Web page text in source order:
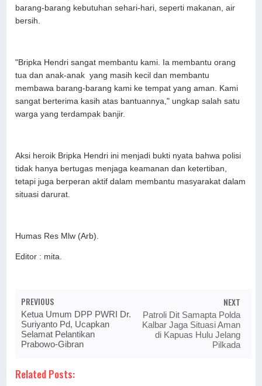
barang-barang kebutuhan sehari-hari, seperti makanan, air
bersih.
"Bripka Hendri sangat membantu kami. Ia membantu orang
tua dan anak-anak yang masih kecil dan membantu
membawa barang-barang kami ke tempat yang aman. Kami
sangat berterima kasih atas bantuannya," ungkap salah satu
warga yang terdampak banjir.
Aksi heroik Bripka Hendri ini menjadi bukti nyata bahwa polisi
tidak hanya bertugas menjaga keamanan dan ketertiban,
tetapi juga berperan aktif dalam membantu masyarakat dalam
situasi darurat.
Humas Res Mlw (Arb).
Editor : mita.
PREVIOUS
Ketua Umum DPP PWRI Dr.
Suriyanto Pd, Ucapkan
Selamat Pelantikan
Prabowo-Gibran
NEXT
Patroli Dit Samapta Polda
Kalbar Jaga Situasi Aman
di Kapuas Hulu Jelang
Pilkada
Related Posts: